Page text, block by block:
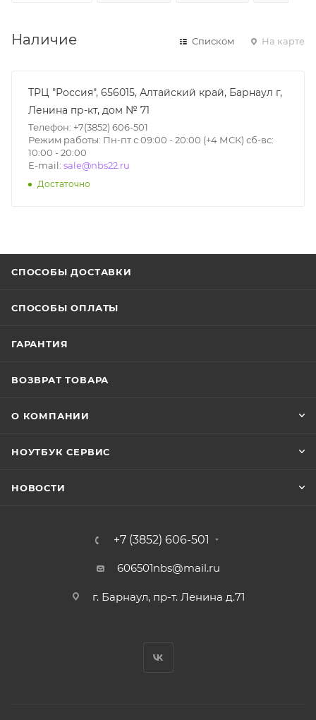
Наличие Списком На карте
ТРЦ "Россия", 656015, Алтайский край, Барнаул г,
Ленина пр-кт, дом № 71
Телефон: +7(3852) 606-501
Режим работы: Пн-пт с 09:00 - 20:00 (+4 МСК) сб-вс:
10:00 - 20:00
E-mail: sale@nbs22.ru
Достаточно
СПОСОБЫ ДОСТАВКИ
СПОСОБЫ ОПЛАТЫ
ГАРАНТИЯ
ВОЗВРАТ ТОВАРА
О КОМПАНИИ
НОУТБУК СЕРВИС
НОВОСТИ
+7 (3852) 606-501
606501nbs@mail.ru
г. Барнаул, пр-т. Ленина д.71